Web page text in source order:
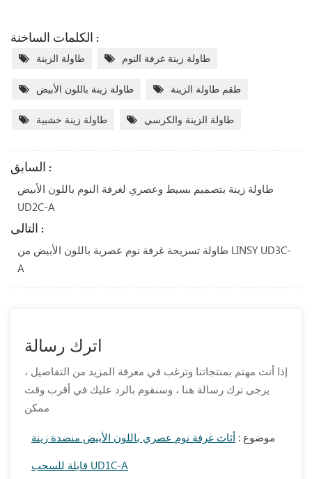
الكلمات الساخنة :
طاولة الزينة طاولة زينة غرفة النوم
طاولة زينة باللون الأبيض طقم طاولة الزينة
طاولة زينة خشبية طاولة الزينة والكرسي
السابق :
طاولة زينة بتصميم بسيط وعصري لغرفة النوم باللون الأبيض
UD2C-A
التالى :
طاولة تسريحة غرفة نوم عصرية باللون الأبيض من LINSY UD3C-
A
اترك رسالة
إذا أنت مهتم بمنتجاتنا وترغب في معرفة المزيد من التفاصيل ،
يرجى ترك رسالة هنا ، وسنقوم بالرد عليك في أقرب وقت
ممكن
موضوع : أثاث غرفة نوم عصري باللون الأبيض منضدة زينة
قابلة للسحب UD1C-A